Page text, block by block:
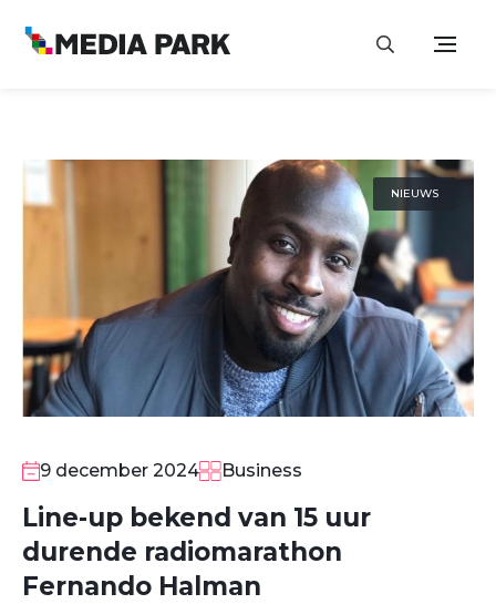
NIEUWS
9 december 2024 Business
Line-up bekend van 15 uur
durende radiomarathon
Fernando Halman